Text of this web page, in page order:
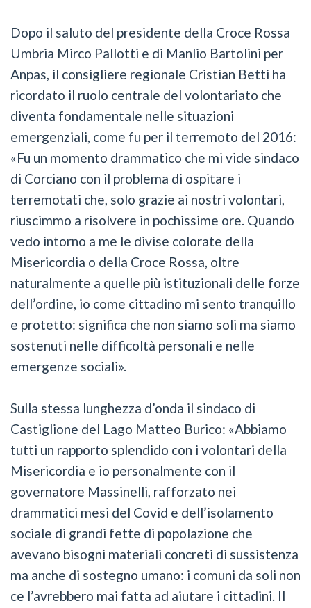
Dopo il saluto del presidente della Croce Rossa
Umbria Mirco Pallotti e di Manlio Bartolini per
Anpas, il consigliere regionale Cristian Betti ha
ricordato il ruolo centrale del volontariato che
diventa fondamentale nelle situazioni
emergenziali, come fu per il terremoto del 2016:
«Fu un momento drammatico che mi vide sindaco
di Corciano con il problema di ospitare i
terremotati che, solo grazie ai nostri volontari,
riuscimmo a risolvere in pochissime ore. Quando
vedo intorno a me le divise colorate della
Misericordia o della Croce Rossa, oltre
naturalmente a quelle più istituzionali delle forze
dell’ordine, io come cittadino mi sento tranquillo
e protetto: significa che non siamo soli ma siamo
sostenuti nelle difficoltà personali e nelle
emergenze sociali».
Sulla stessa lunghezza d’onda il sindaco di
Castiglione del Lago Matteo Burico: «Abbiamo
tutti un rapporto splendido con i volontari della
Misericordia e io personalmente con il
governatore Massinelli, rafforzato nei
drammatici mesi del Covid e dell’isolamento
sociale di grandi fette di popolazione che
avevano bisogni materiali concreti di sussistenza
ma anche di sostegno umano: i comuni da soli non
ce l’avrebbero mai fatta ad aiutare i cittadini. Il